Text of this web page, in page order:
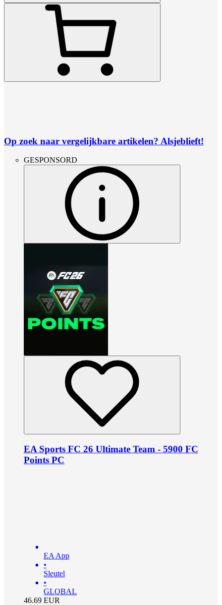
Op zoek naar vergelijkbare artikelen? Alsjeblieft!
GESPONSORD
EA Sports FC 26 Ultimate Team - 5900 FC
Points PC
EA App
•
Sleutel
•
GLOBAL
46.69 EUR